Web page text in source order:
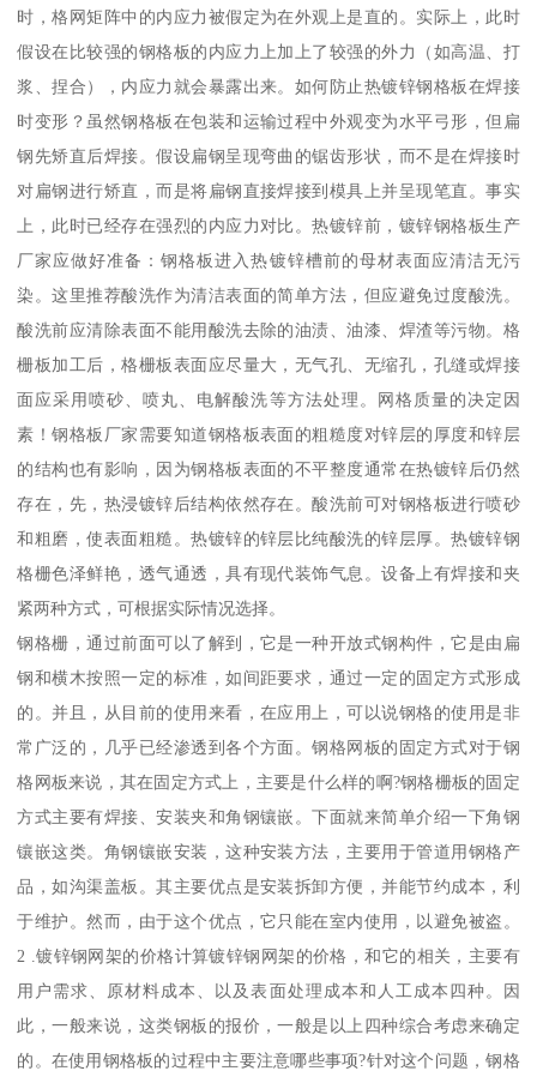
时，格网矩阵中的内应力被假定为在外观上是直的。实际上，此时
假设在比较强的钢格板的内应力上加上了较强的外力（如高温、打
浆、捏合），内应力就会暴露出来。如何防止热镀锌钢格板在焊接
时变形？虽然钢格板在包装和运输过程中外观变为水平弓形，但扁
钢先矫直后焊接。假设扁钢呈现弯曲的锯齿形状，而不是在焊接时
对扁钢进行矫直，而是将扁钢直接焊接到模具上并呈现笔直。事实
上，此时已经存在强烈的内应力对比。热镀锌前，镀锌钢格板生产
厂家应做好准备：钢格板进入热镀锌槽前的母材表面应清洁无污
染。这里推荐酸洗作为清洁表面的简单方法，但应避免过度酸洗。
酸洗前应清除表面不能用酸洗去除的油渍、油漆、焊渣等污物。格
栅板加工后，格栅板表面应尽量大，无气孔、无缩孔，孔缝或焊接
面应采用喷砂、喷丸、电解酸洗等方法处理。网格质量的决定因
素！钢格板厂家需要知道钢格板表面的粗糙度对锌层的厚度和锌层
的结构也有影响，因为钢格板表面的不平整度通常在热镀锌后仍然
存在，先，热浸镀锌后结构依然存在。酸洗前可对钢格板进行喷砂
和粗磨，使表面粗糙。热镀锌的锌层比纯酸洗的锌层厚。热镀锌钢
格栅色泽鲜艳，透气通透，具有现代装饰气息。设备上有焊接和夹
紧两种方式，可根据实际情况选择。
钢格栅，通过前面可以了解到，它是一种开放式钢构件，它是由扁
钢和横木按照一定的标准，如间距要求，通过一定的固定方式形成
的。并且，从目前的使用来看，在应用上，可以说钢格的使用是非
常广泛的，几乎已经渗透到各个方面。钢格网板的固定方式对于钢
格网板来说，其在固定方式上，主要是什么样的啊?钢格栅板的固定
方式主要有焊接、安装夹和角钢镶嵌。下面就来简单介绍一下角钢
镶嵌这类。角钢镶嵌安装，这种安装方法，主要用于管道用钢格产
品，如沟渠盖板。其主要优点是安装拆卸方便，并能节约成本，利
于维护。然而，由于这个优点，它只能在室内使用，以避免被盗。
2 .镀锌钢网架的价格计算镀锌钢网架的价格，和它的相关，主要有
用户需求、原材料成本、以及表面处理成本和人工成本四种。因
此，一般来说，这类钢板的报价，一般是以上四种综合考虑来确定
的。在使用钢格板的过程中主要注意哪些事项?针对这个问题，钢格